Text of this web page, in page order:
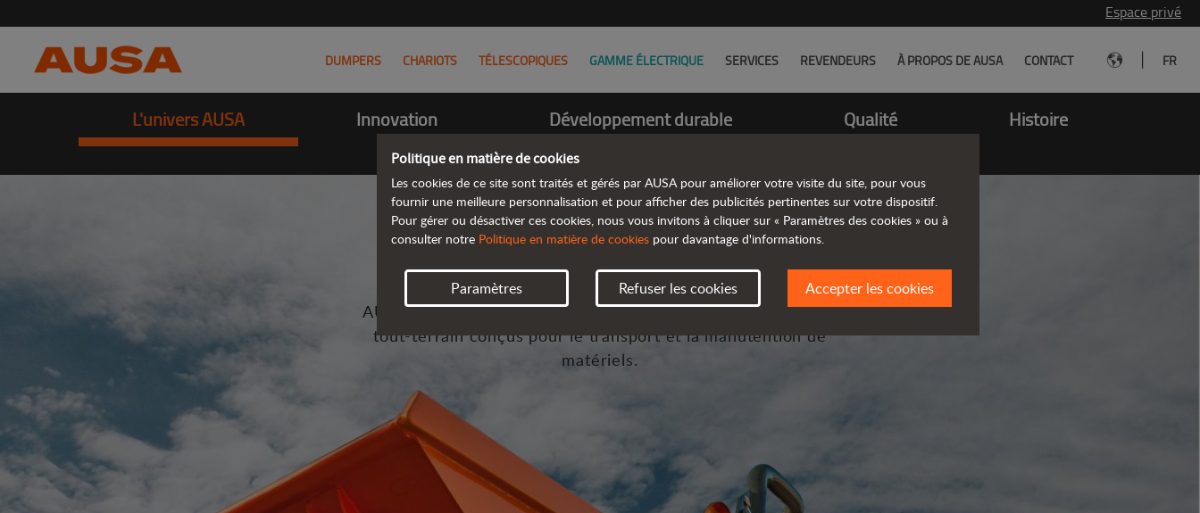
Espace privé
DUMPERS CHARIOTS TÉLESCOPIQUES GAMME ÉLECTRIQUE SERVICES REVENDEURS À PROPOS DE AUSA CONTACT FR
L'univers AUSA Innovation Développement durable Qualité
Histoire
Mission
L'univers AUSA
AUSA est constructeur mondial d’engins industriels compacts
tout-terrain conçus pour le transport et la manutention de
matériels.
Politique en matière de cookies
Les cookies de ce site sont traités et gérés par AUSA pour améliorer votre visite du site, pour vous
fournir une meilleure personnalisation et pour afficher des publicités pertinentes sur votre dispositif.
Pour gérer ou désactiver ces cookies, nous vous invitons à cliquer sur « Paramètres des cookies » ou à
consulter notre Politique en matière de cookies pour davantage d'informations.
Paramètres Refuser les cookies Accepter les cookies